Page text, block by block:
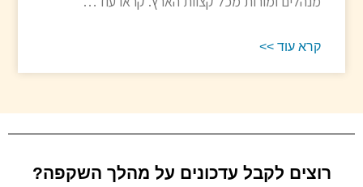
קרא עוד >>
רוצים לקבל עדכונים על מהלך השקפה?